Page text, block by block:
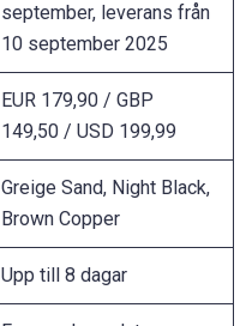
september, leverans från
10 september 2025
EUR 179,90 / GBP
149,50 / USD 199,99
Greige Sand, Night Black,
Brown Copper
Upp till 8 dagar